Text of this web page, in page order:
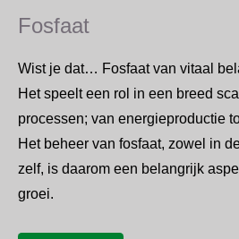
Fosfaat
Wist je dat… Fosfaat van vitaal
Het speelt een rol in een breed
processen; van energieproductie
Het beheer van fosfaat, zowel in
zelf, is daarom een belangrijk
groei.